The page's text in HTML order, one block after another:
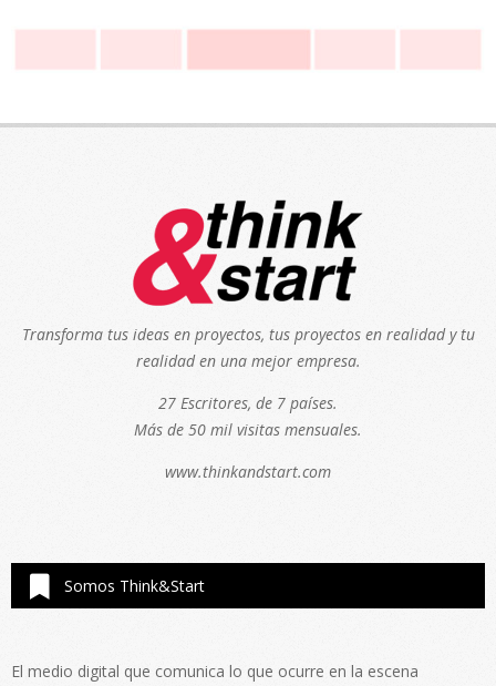
Transforma tus ideas en proyectos, tus proyectos en realidad y tu
realidad en una mejor empresa.
27 Escritores, de 7 países.
Más de 50 mil visitas mensuales.
www.thinkandstart.com
Somos Think&Start
El medio digital que comunica lo que ocurre en la escena